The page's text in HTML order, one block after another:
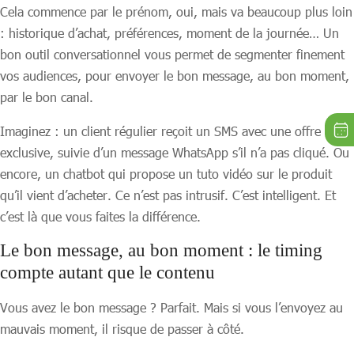
Cela commence par le prénom, oui, mais va beaucoup plus loin
: historique d’achat, préférences, moment de la journée… Un
bon outil conversationnel vous permet de segmenter finement
vos audiences, pour envoyer le bon message, au bon moment,
par le bon canal.
Imaginez : un client régulier reçoit un SMS avec une offre
exclusive, suivie d’un message WhatsApp s’il n’a pas cliqué. Ou
encore, un chatbot qui propose un tuto vidéo sur le produit
qu’il vient d’acheter. Ce n’est pas intrusif. C’est intelligent. Et
c’est là que vous faites la différence.
Le bon message, au bon moment : le timing
compte autant que le contenu
Vous avez le bon message ? Parfait. Mais si vous l’envoyez au
mauvais moment, il risque de passer à côté.